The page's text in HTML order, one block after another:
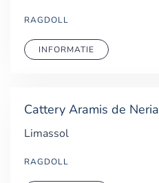
RAGDOLL
INFORMATIE
Cattery Aramis de Neria
Limassol
RAGDOLL